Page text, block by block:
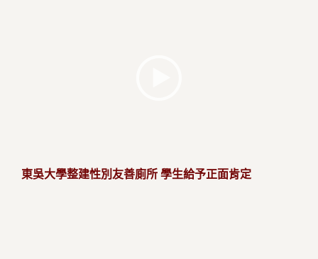
東吳大學整建性別友善廁所 學生給予正面肯定